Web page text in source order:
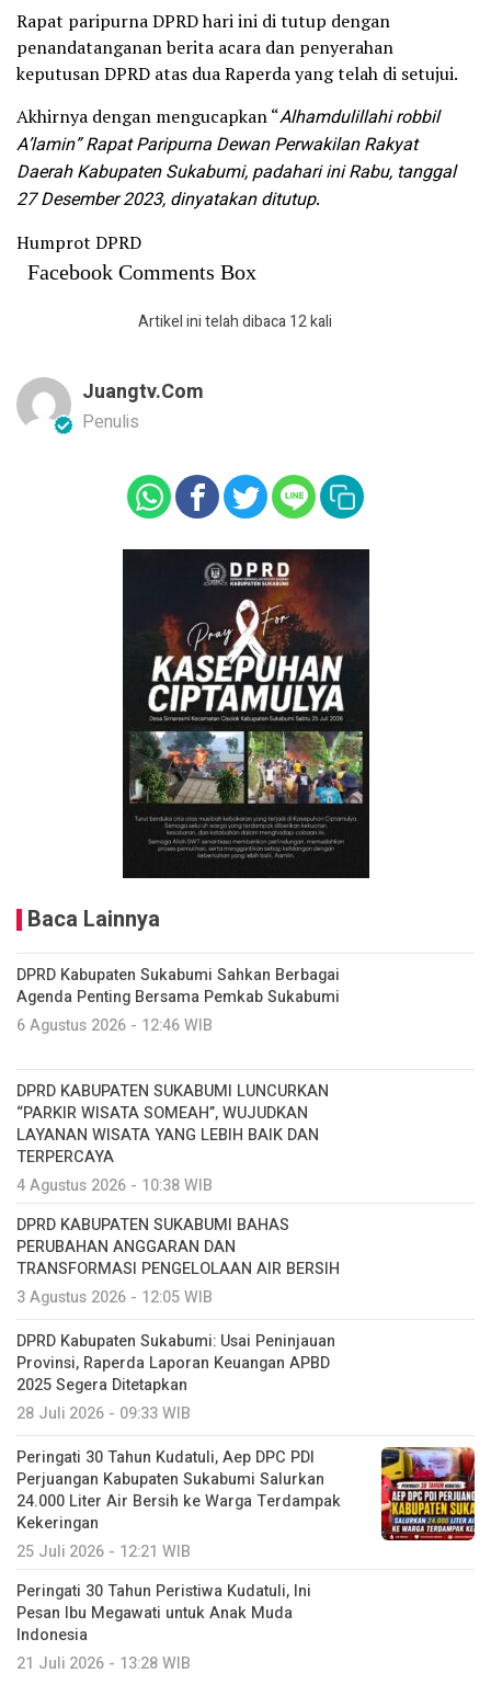
Rapat paripurna DPRD hari ini di tutup dengan
penandatanganan berita acara dan penyerahan
keputusan DPRD atas dua Raperda yang telah di setujui.
Akhirnya dengan mengucapkan “Alhamdulillahi robbil
A’lamin” Rapat Paripurna Dewan Perwakilan Rakyat
Daerah Kabupaten Sukabumi, padahari ini Rabu, tanggal
27 Desember 2023, dinyatakan ditutup.
Humprot DPRD
Facebook Comments Box
Artikel ini telah dibaca 12 kali
Juangtv.com
Penulis
Baca Lainnya
DPRD Kabupaten Sukabumi Sahkan Berbagai
Agenda Penting Bersama Pemkab Sukabumi
6 Agustus 2026 - 12:46 WIB
DPRD KABUPATEN SUKABUMI LUNCURKAN
“PARKIR WISATA SOMEAH”, WUJUDKAN
LAYANAN WISATA YANG LEBIH BAIK DAN
TERPERCAYA
4 Agustus 2026 - 10:38 WIB
DPRD KABUPATEN SUKABUMI BAHAS
PERUBAHAN ANGGARAN DAN
TRANSFORMASI PENGELOLAAN AIR BERSIH
3 Agustus 2026 - 12:05 WIB
DPRD Kabupaten Sukabumi: Usai Peninjauan
Provinsi, Raperda Laporan Keuangan APBD
2025 Segera Ditetapkan
28 Juli 2026 - 09:33 WIB
Peringati 30 Tahun Kudatuli, Aep DPC PDI
Perjuangan Kabupaten Sukabumi Salurkan
24.000 Liter Air Bersih ke Warga Terdampak
Kekeringan
25 Juli 2026 - 12:21 WIB
Peringati 30 Tahun Peristiwa Kudatuli, Ini
Pesan Ibu Megawati untuk Anak Muda
Indonesia
21 Juli 2026 - 13:28 WIB